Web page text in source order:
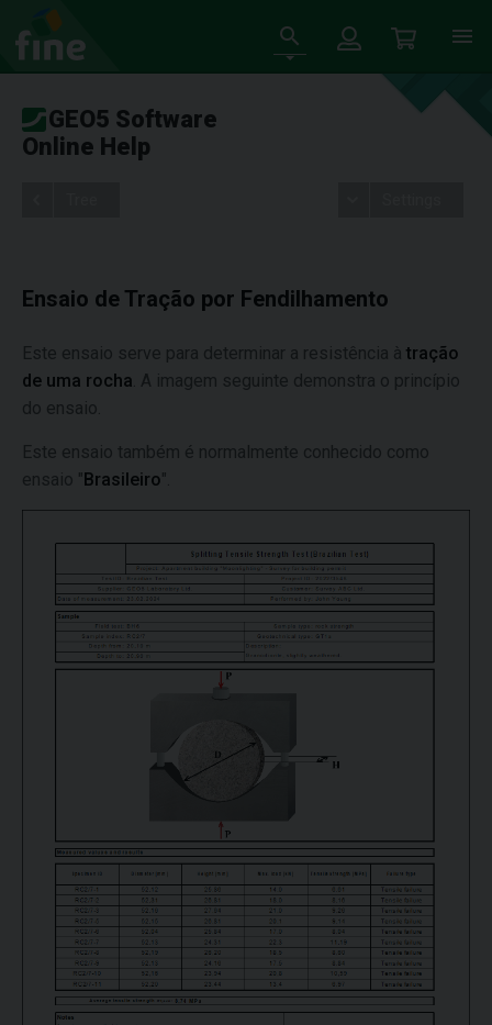
GEO5 Software
Online Help
Ensaio de Tração por Fendilhamento
Este ensaio serve para determinar a resistência à tração
de uma rocha . A imagem seguinte demonstra o princípio
do ensaio.
Este ensaio também é normalmente conhecido como
ensaio "Brasileiro".